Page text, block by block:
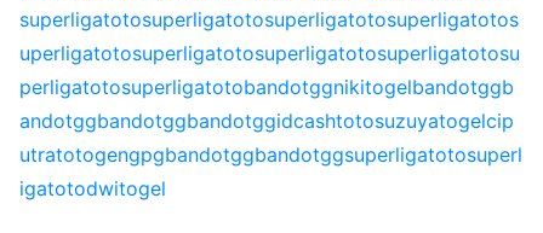
superligatotosuperligatotosuperligatotosuperligatotos
uperligatotosuperligatotosuperligatotosuperligatotosu
perligatotosuperligatotobandotggnikitogelbandotggb
andotggbandotggbandotggidcashtotosuzuyatogelcip
utratotogengpgbandotggbandotggsuperligatotosuperl
igatotodwitogel